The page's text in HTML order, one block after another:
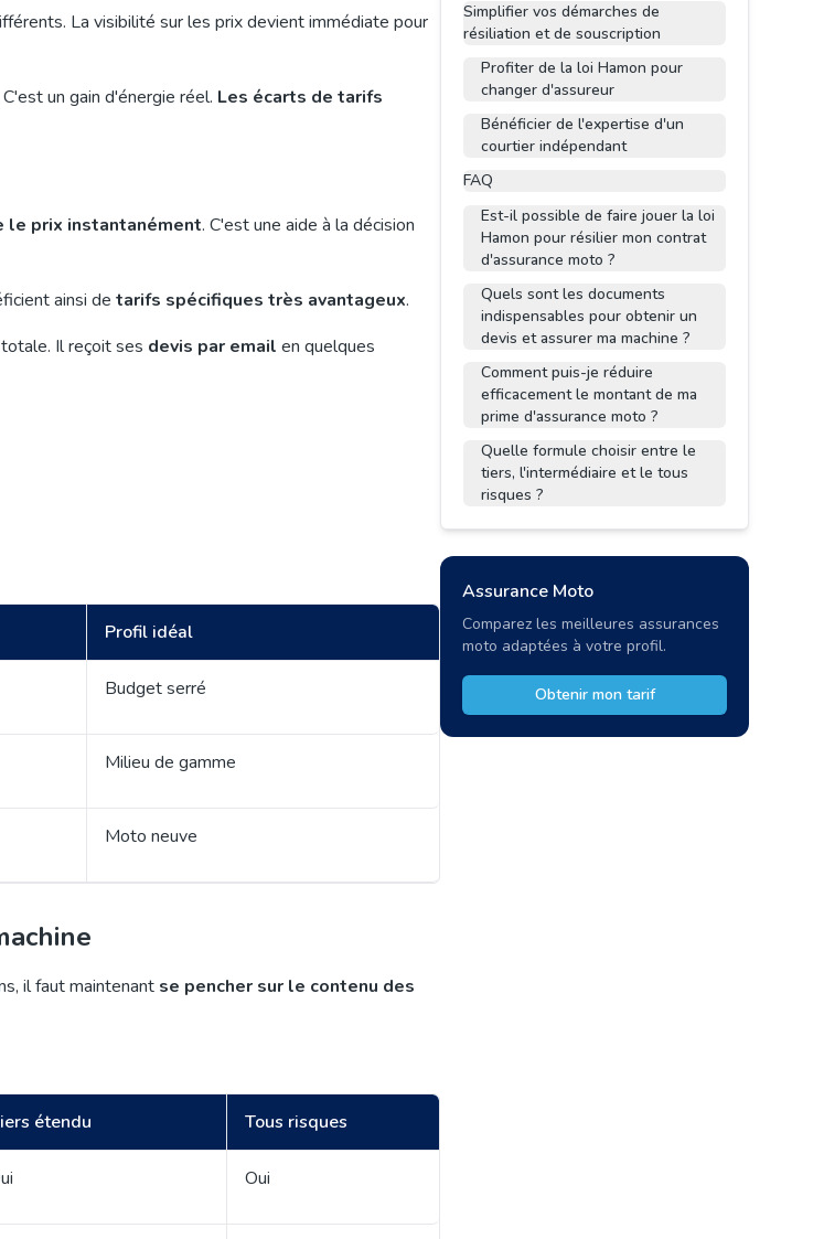
La visibilité sur les prix devient immédiate pour
un gain d'énergie réel. Les écarts de tarifs
le prix instantanément. C'est une aide à la décision
ainsi de tarifs spécifiques très avantageux.
Il reçoit ses devis par email en quelques
Profil idéal
Budget serré
Milieu de gamme
Moto neuve
il faut maintenant se pencher sur le contenu des
étendu Tous risques
Oui
Simplifier vos démarches de
résiliation et de souscription
Profiter de la loi Hamon pour
changer d'assureur
Bénéficier de l'expertise d'un
courtier indépendant
FAQ
Est-il possible de faire jouer la loi
Hamon pour résilier mon contrat
d'assurance moto ?
Quels sont les documents
indispensables pour obtenir un
devis et assurer ma machine ?
Comment puis-je réduire
efficacement le montant de ma
prime d'assurance moto ?
Quelle formule choisir entre le
tiers, l'intermédiaire et le tous
risques ?
Assurance Moto
Comparez les meilleures assurances
moto adaptées à votre profil.
Obtenir mon tarif